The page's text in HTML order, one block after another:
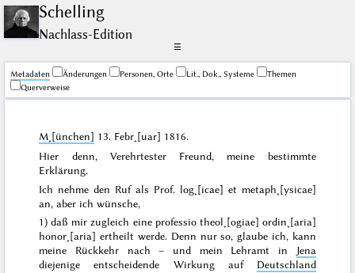
Schelling
Nachlass-Edition
☰
Me­ta­da­ten Änderungen Personen, Orte Lit., Dok., Systeme
Themen
Querverweise
M˖[ünchen] 13. Febr˖[uar] 1816.
Hier denn, Verehrtester Freund, meine bestimmte
Erklärung.
Ich nehme den Ruf als Prof. log˖[icae] et metaph˖[ysicae]
an, aber ich wünsche,
1) daß mir zugleich eine professio theol˖[ogiae] ordin˖[aria]
honor˖[aria] ertheilt werde. Denn nur so, glaube ich, kann
meine Rückkehr nach – und mein Lehramt in Jena
diejenige entscheidende Wirkung auf Deutschland